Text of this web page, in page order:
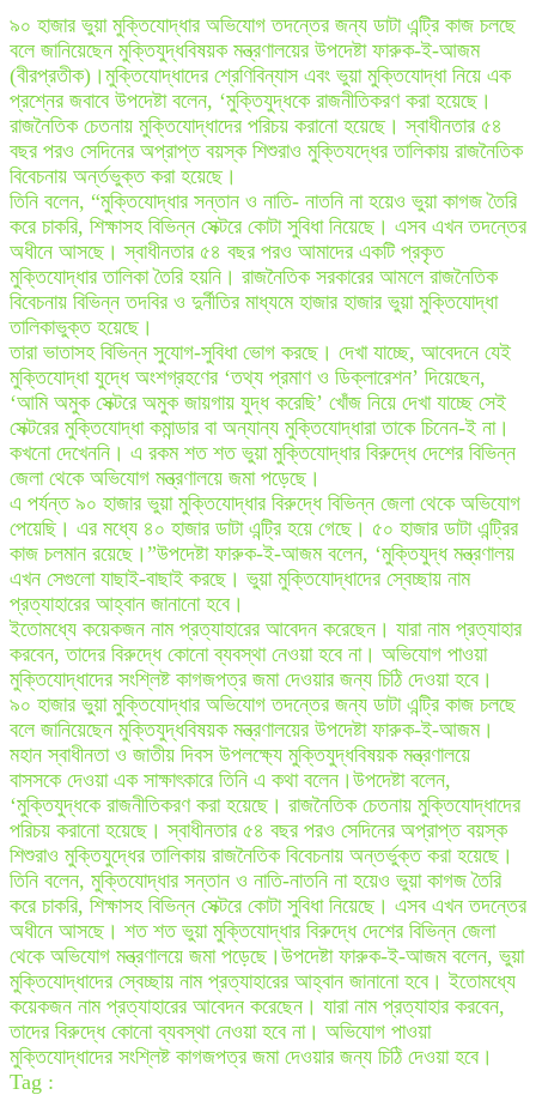
৯০ হাজার ভুয়া মুক্তিযোদ্ধার অভিযোগ তদন্তের জন্য ডাটা এন্ট্রি কাজ চলছে
বলে জানিয়েছেন মুক্তিযুদ্ধবিষয়ক মন্ত্রণালয়ের উপদেষ্টা ফারুক-ই-আজম
(বীরপ্রতীক)।মুক্তিযোদ্ধাদের শ্রেণিবিন্যাস এবং ভুয়া মুক্তিযোদ্ধা নিয়ে এক
প্রশ্নের জবাবে উপদেষ্টা বলেন, ‘মুক্তিযুদ্ধকে রাজনীতিকরণ করা হয়েছে।
রাজনৈতিক চেতনায় মুক্তিযোদ্ধাদের পরিচয় করানো হয়েছে। স্বাধীনতার ৫৪
বছর পরও সেদিনের অপ্রাপ্ত বয়স্ক শিশুরাও মুক্তিযদ্ধের তালিকায় রাজনৈতিক
বিবেচনায় অর্ন্তভুক্ত করা হয়েছে।
তিনি বলেন, “মুক্তিযোদ্ধার সন্তান ও নাতি- নাতনি না হয়েও ভুয়া কাগজ তৈরি
করে চাকরি, শিক্ষাসহ বিভিন্ন সেক্টরে কোটা সুবিধা নিয়েছে। এসব এখন তদন্তের
অধীনে আসছে। স্বাধীনতার ৫৪ বছর পরও আমাদের একটি প্রকৃত
মুক্তিযোদ্ধার তালিকা তৈরি হয়নি। রাজনৈতিক সরকারের আমলে রাজনৈতিক
বিবেচনায় বিভিন্ন তদবির ও দুর্নীতির মাধ্যমে হাজার হাজার ভুয়া মুক্তিযোদ্ধা
তালিকাভুক্ত হয়েছে।
তারা ভাতাসহ বিভিন্ন সুযোগ-সুবিধা ভোগ করছে। দেখা যাচ্ছে, আবেদনে যেই
মুক্তিযোদ্ধা যুদ্ধে অংশগ্রহণের ‘তথ্য প্রমাণ ও ডিক্লারেশন’ দিয়েছেন,
‘আমি অমুক সেক্টরে অমুক জায়গায় যুদ্ধ করেছি’ খোঁজ নিয়ে দেখা যাচ্ছে সেই
সেক্টরের মুক্তিযোদ্ধা কমান্ডার বা অন্যান্য মুক্তিযোদ্ধারা তাকে চিনেন-ই না।
কখনো দেখেননি। এ রকম শত শত ভুয়া মুক্তিযোদ্ধার বিরুদ্ধে দেশের বিভিন্ন
জেলা থেকে অভিযোগ মন্ত্রণালয়ে জমা পড়েছে।
এ পর্যন্ত ৯০ হাজার ভুয়া মুক্তিযোদ্ধার বিরুদ্ধে বিভিন্ন জেলা থেকে অভিযোগ
পেয়েছি। এর মধ্যে ৪০ হাজার ডাটা এন্ট্রি হয়ে গেছে। ৫০ হাজার ডাটা এন্ট্রির
কাজ চলমান রয়েছে।”উপদেষ্টা ফারুক-ই-আজম বলেন, ‘মুক্তিযুদ্ধ মন্ত্রণালয়
এখন সেগুলো যাছাই-বাছাই করছে। ভুয়া মুক্তিযোদ্ধাদের স্বেচ্ছায় নাম
প্রত্যাহারের আহ্বান জানানো হবে।
ইতোমধ্যে কয়েকজন নাম প্রত্যাহারের আবেদন করেছেন। যারা নাম প্রত্যাহার
করবেন, তাদের বিরুদ্ধে কোনো ব্যবস্থা নেওয়া হবে না। অভিযোগ পাওয়া
মুক্তিযোদ্ধাদের সংশ্লিষ্ট কাগজপত্র জমা দেওয়ার জন্য চিঠি দেওয়া হবে।
৯০ হাজার ভুয়া মুক্তিযোদ্ধার অভিযোগ তদন্তের জন্য ডাটা এন্ট্রি কাজ চলছে
বলে জানিয়েছেন মুক্তিযুদ্ধবিষয়ক মন্ত্রণালয়ের উপদেষ্টা ফারুক-ই-আজম।
মহান স্বাধীনতা ও জাতীয় দিবস উপলক্ষ্যে মুক্তিযুদ্ধবিষয়ক মন্ত্রণালয়ে
বাসসকে দেওয়া এক সাক্ষাৎকারে তিনি এ কথা বলেন।উপদেষ্টা বলেন,
‘মুক্তিযুদ্ধকে রাজনীতিকরণ করা হয়েছে। রাজনৈতিক চেতনায় মুক্তিযোদ্ধাদের
পরিচয় করানো হয়েছে। স্বাধীনতার ৫৪ বছর পরও সেদিনের অপ্রাপ্ত বয়স্ক
শিশুরাও মুক্তিযুদ্ধের তালিকায় রাজনৈতিক বিবেচনায় অন্তর্ভুক্ত করা হয়েছে।
তিনি বলেন, মুক্তিযোদ্ধার সন্তান ও নাতি-নাতনি না হয়েও ভুয়া কাগজ তৈরি
করে চাকরি, শিক্ষাসহ বিভিন্ন সেক্টরে কোটা সুবিধা নিয়েছে। এসব এখন তদন্তের
অধীনে আসছে। শত শত ভুয়া মুক্তিযোদ্ধার বিরুদ্ধে দেশের বিভিন্ন জেলা
থেকে অভিযোগ মন্ত্রণালয়ে জমা পড়েছে।উপদেষ্টা ফারুক-ই-আজম বলেন, ভুয়া
মুক্তিযোদ্ধাদের স্বেচ্ছায় নাম প্রত্যাহারের আহ্বান জানানো হবে। ইতোমধ্যে
কয়েকজন নাম প্রত্যাহারের আবেদন করেছেন। যারা নাম প্রত্যাহার করবেন,
তাদের বিরুদ্ধে কোনো ব্যবস্থা নেওয়া হবে না। অভিযোগ পাওয়া
মুক্তিযোদ্ধাদের সংশ্লিষ্ট কাগজপত্র জমা দেওয়ার জন্য চিঠি দেওয়া হবে।
Tag :